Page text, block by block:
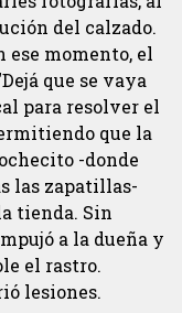
del calzado.
ese momento, el
que se vaya
para resolver el
que la
-donde
las zapatillas-
tienda. Sin
a la dueña y
el rastro.
lesiones.